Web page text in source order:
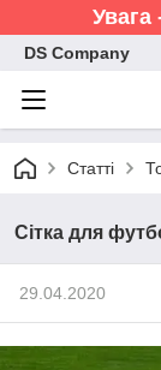
Увага
DS Company
Статті
Сітка для
29.04.2020